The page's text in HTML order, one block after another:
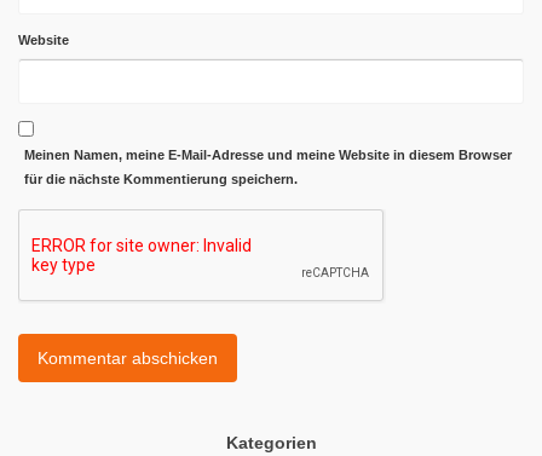
Website
Meinen Namen, meine E-Mail-Adresse und meine Website in diesem Browser
für die nächste Kommentierung speichern.
Kategorien